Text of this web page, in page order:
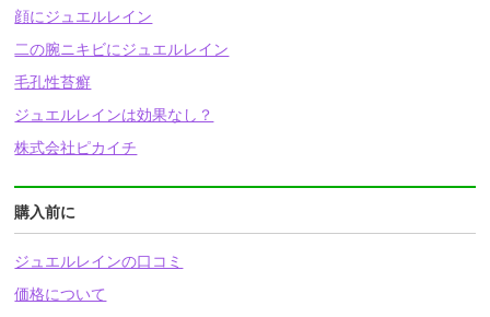
顔にジュエルレイン
二の腕ニキビにジュエルレイン
毛孔性苔癬
ジュエルレインは効果なし？
株式会社ピカイチ
購入前に
ジュエルレインの口コミ
価格について